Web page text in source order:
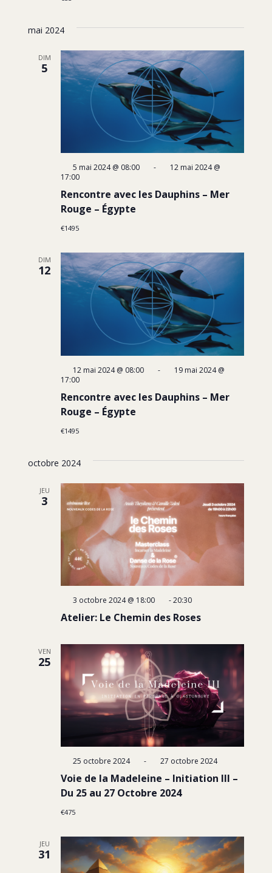
mai 2024
DIM
5
Rencontre avec les Dauphins – Mer
Rouge – Égypte
5 mai 2024 @ 08:00 -
12 mai 2024 @
17:00
€1495
DIM
12
Rencontre avec les Dauphins – Mer
Rouge – Égypte
12 mai 2024 @ 08:00 -
19 mai 2024 @
17:00
€1495
octobre 2024
JEU
3
Atelier: Le Chemin des Roses
3 octobre 2024 @ 18:00 -20:30
VEN
25
Voie de la Madeleine – Initiation III –
Du 25 au 27 Octobre 2024
25 octobre 2024 - 27 octobre 2024
€475
JEU
31